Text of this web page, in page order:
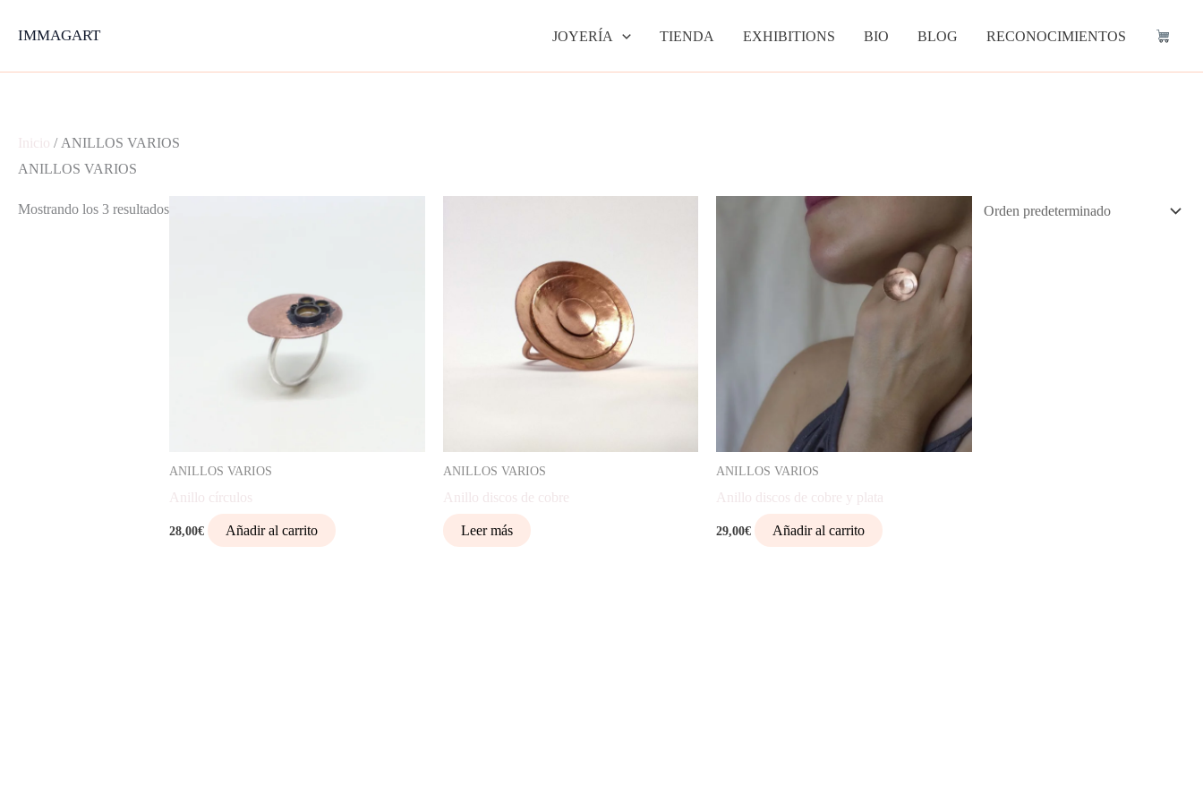
IMMAGART JOYERÍA TIENDA EXHIBITIONS BIO BLOG RECONOCIMIENTOS
Inicio / ANILLOS VARIOS
ANILLOS VARIOS
Mostrando los 3 resultados
ANILLOS VARIOS
Anillo círculos
28,00€ Añadir al carrito
ANILLOS VARIOS
Anillo discos de cobre
Leer más
ANILLOS VARIOS
Anillo discos de cobre y plata
29,00€ Añadir al carrito